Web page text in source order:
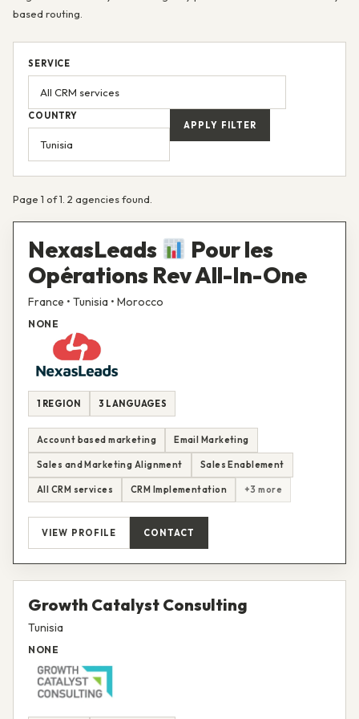
based routing.
SERVICE
COUNTRY
APPLY FILTER
Page 1 of 1. 2 agencies found.
NexasLeads
Pour les
Opérations Rev All-In-One
France • Tunisia • Morocco
NONE
1 REGION 3 LANGUAGES
Account based marketing Email Marketing
Sales and Marketing Alignment Sales Enablement
All CRM services CRM Implementation +3 more
VIEW PROFILE CONTACT
Growth Catalyst Consulting
Tunisia
NONE